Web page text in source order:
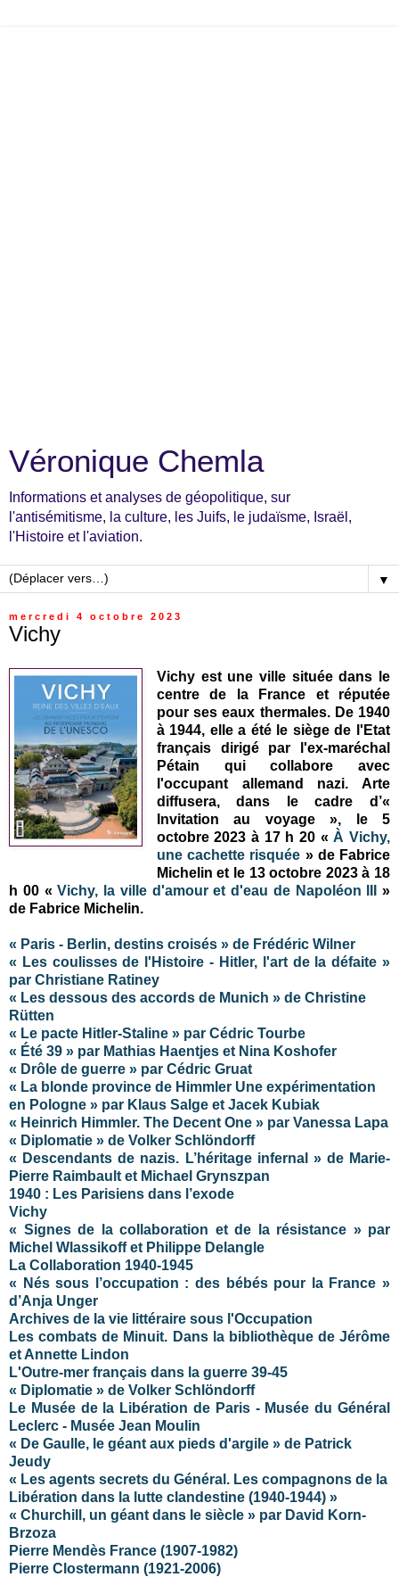
Véronique Chemla
Informations et analyses de géopolitique, sur
l'antisémitisme, la culture, les Juifs, le judaïsme, Israël,
l'Histoire et l'aviation.
▼
mercredi 4 octobre 2023
Vichy
Vichy est une ville située dans le
centre de la France et réputée
pour ses eaux thermales. De 1940
à 1944, elle a été le siège de l'Etat
français dirigé par l'ex-maréchal
Pétain qui collabore avec
l'occupant allemand nazi. Arte
diffusera, dans le cadre d’«
Invitation au voyage »,
le 5
octobre 2023 à 17 h 20 « À Vichy,
une cachette risquée » de Fabrice
Michelin et le 13 octobre 2023 à 18
h 00 «Vichy, la ville d'amour et d'eau de Napoléon III
»
de Fabrice Michelin.
« Paris - Berlin, destins croisés » de Frédéric Wilner
« Les coulisses de l'Histoire - Hitler, l'art de la défaite »
par Christiane Ratiney
« Les dessous des accords de Munich » de Christine
Rütten
« Le pacte Hitler-Staline » par Cédric Tourbe
« Été 39 » par Mathias Haentjes et Nina Koshofer
« Drôle de guerre » par Cédric Gruat
« La blonde province de Himmler Une expérimentation
en Pologne » par Klaus Salge et Jacek Kubiak
« Heinrich Himmler. The Decent One » par Vanessa Lapa
« Diplomatie » de Volker Schlöndorff
« Descendants de nazis. L’héritage infernal » de Marie-
Pierre Raimbault et Michael Grynszpan
1940 : Les Parisiens dans l’exode
Vichy
« Signes de la collaboration et de la résistance » par
Michel Wlassikoff et Philippe Delangle
La Collaboration 1940-1945
« Nés sous l’occupation : des bébés pour la France »
d’Anja Unger
Archives de la vie littéraire sous l'Occupation
Les combats de Minuit. Dans la bibliothèque de Jérôme
et Annette Lindon
L'Outre-mer français dans la guerre 39-45
« Diplomatie » de Volker Schlöndorff
Le Musée de la Libération de Paris - Musée du Général
Leclerc - Musée Jean Moulin
« De Gaulle, le géant aux pieds d'argile » de Patrick
Jeudy
« Les agents secrets du Général. Les compagnons de la
Libération dans la lutte clandestine (1940-1944) »
« Churchill, un géant dans le siècle » par David Korn-
Brzoza
Pierre Mendès France (1907-1982)
Pierre Clostermann (1921-2006)